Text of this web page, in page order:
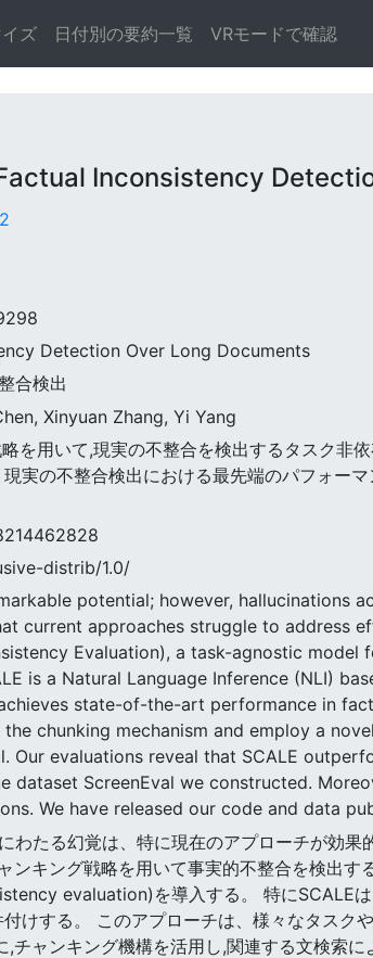
ズ 日付別の要約一覧 VRモードで確認
Inconsistency
Detection Over Long Documents
合検出
Xinyuan Zhang, Yi Yang
を用いて,現実の不整合を検出するタスク非
実の不整合検出における最先端のパフォー
distrib/1.0/
potential; however, hallucinations
current approaches struggle to address
Evaluation), a task-agnostic
is a Natural Language Inference (NLI)
state-of-the-art performance in
chunking mechanism and employ a
Our evaluations reveal that SCALE
dataset ScreenEval we constructed.
We have released our code and data
たる幻覚は、特に現在のアプローチが効果
ンキング戦略を用いて事実的不整合を検出
evaluation)を導入する。 特にSCALEは
けする。 このアプローチは、様々なタスク
チャンキング機構を活用し,関連する文検索